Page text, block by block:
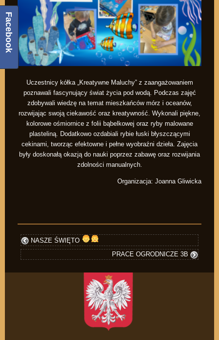
Uczestnicy kółka „Kreatywne Maluchy” z zaangażowaniem
poznawali fascynujący świat życia pod wodą. Podczas zajęć
zdobywali wiedzę na temat mieszkańców mórz i oceanów,
rozwijając swoją ciekawość oraz kreatywność. Wykonali piękne,
kolorowe ośmiornice z folii bąbelkowej oraz ryby malowane
plasteliną. Dodatkowo ozdabiali rybie łuski błyszczącymi
cekinami, tworząc efektowne i pełne wyobraźni dzieła. Zajęcia
były doskonałą okazją do nauki poprzez zabawę oraz rozwijania
zdolności manualnych.
Organizacja: Joanna Gliwicka
NASZE ŚWIĘTO
PRACE OGRODNICZE 3B
Facebook